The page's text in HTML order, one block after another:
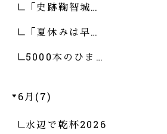
「史跡鞠智城…
「夏休みは早…
5000本のひま…
6月(7)
水辺で乾杯2026